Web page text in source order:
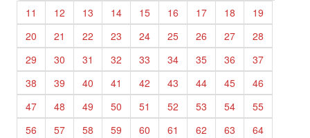
11
12 13 14 15 16 17 18
19
20
21 22 23 24 25 26 27
28
29
30 31 32 33 34 35 36
37
38
39 40 41 42 43 44 45
46
47
48 49 50 51 52 53 54
55
56
57 58 59 60 61 62 63
64